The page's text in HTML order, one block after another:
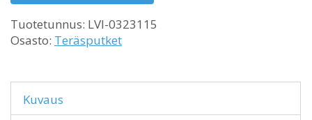
Tuotetunnus: LVI-0323115
Osasto: Teräsputket
Kuvaus